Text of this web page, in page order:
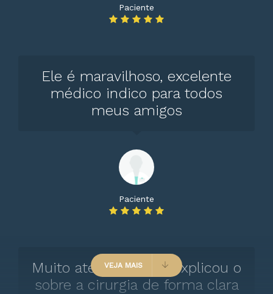
Paciente
Ele é maravilhoso, excelente
médico indico para todos
meus amigos
Paciente
Muito atencioso, me explicou o
sobre a cirurgia de forma clara
VEJA MAIS